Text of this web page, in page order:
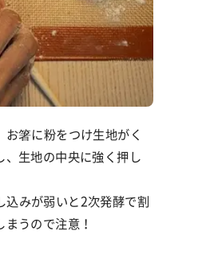
お箸に粉をつけ生地がく
、生地の中央に強く押し
込みが弱いと 2次発酵で割
うので注意！